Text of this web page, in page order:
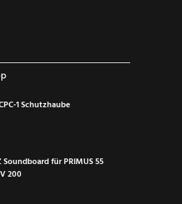
1 Schutzhaube
Soundboard für PRIMUS 55
200